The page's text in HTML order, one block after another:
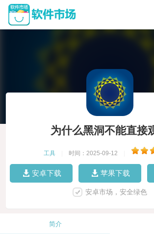
为什么黑洞不能直接
工具 时间：2025-09-12
安卓下载 苹果下载
安卓市场，安全绿色
简介